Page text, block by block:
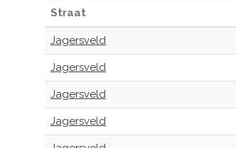
Straat
Jagersveld
Jagersveld
Jagersveld
Jagersveld